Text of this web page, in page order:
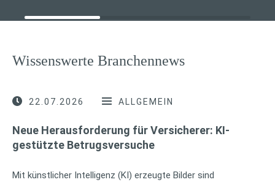
Wissenswerte Branchennews
22.07.2026 ALLGEMEIN
Neue Herausforderung für Versicherer: KI-
gestützte Betrugsversuche
Mit künstlicher Intelligenz (KI) erzeugte Bilder sind